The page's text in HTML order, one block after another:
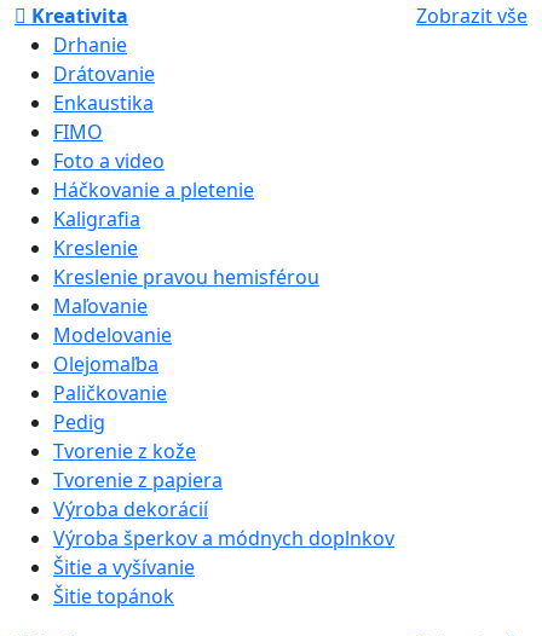
Kreativita
Zobrazit vše
Drhanie
Drátovanie
Enkaustika
FIMO
Foto a video
Háčkovanie a pletenie
Kaligrafia
Kreslenie
Kreslenie pravou hemisférou
Maľovanie
Modelovanie
Olejomaľba
Paličkovanie
Pedig
Tvorenie z kože
Tvorenie z papiera
Výroba dekorácií
Výroba šperkov a módnych doplnkov
Šitie a vyšívanie
Šitie topánok